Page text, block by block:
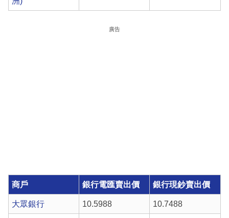
廣告
商戶 銀行電匯賣出價 銀行現鈔賣出價
大眾銀行 10.5988 10.7488